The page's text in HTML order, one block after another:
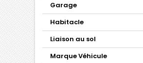
Garage
Habitacle
Liaison au sol
Marque Véhicule